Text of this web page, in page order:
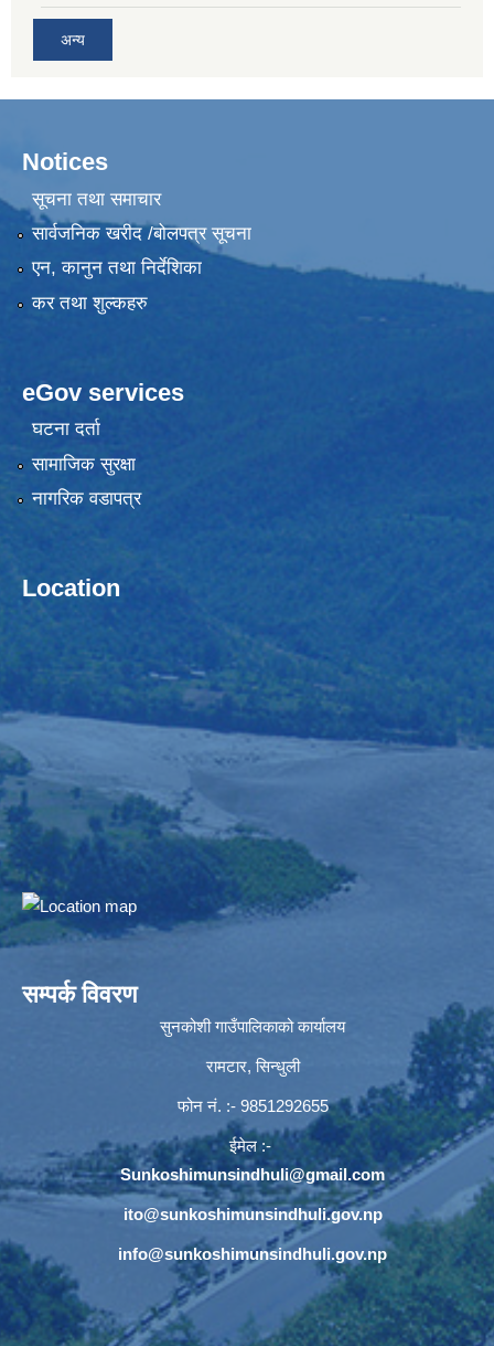
अन्य
Notices
सूचना तथा समाचार
सार्वजनिक खरीद /बोलपत्र सूचना
एन, कानुन तथा निर्देशिका
कर तथा शुल्कहरु
eGov services
घटना दर्ता
सामाजिक सुरक्षा
नागरिक वडापत्र
Location
सम्पर्क विवरण
सुनकोशी गाउँपालिकाको कार्यालय
रामटार, सिन्धुली
फोन नं‍. :- 9851292655
ईमेल :-
Sunkoshimunsindhuli@gmail.com
ito@sunkoshimunsindhuli.gov.np
info@sunkoshimunsindhuli.gov.np